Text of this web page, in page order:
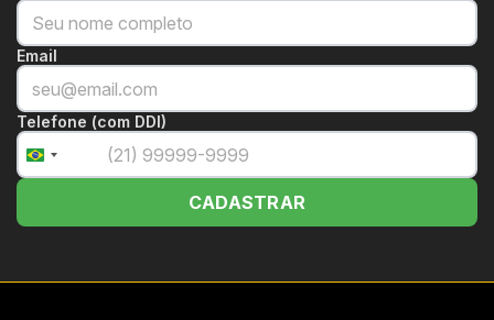
Email
Telefone (com DDI)
Brazil
+55
CADASTRAR